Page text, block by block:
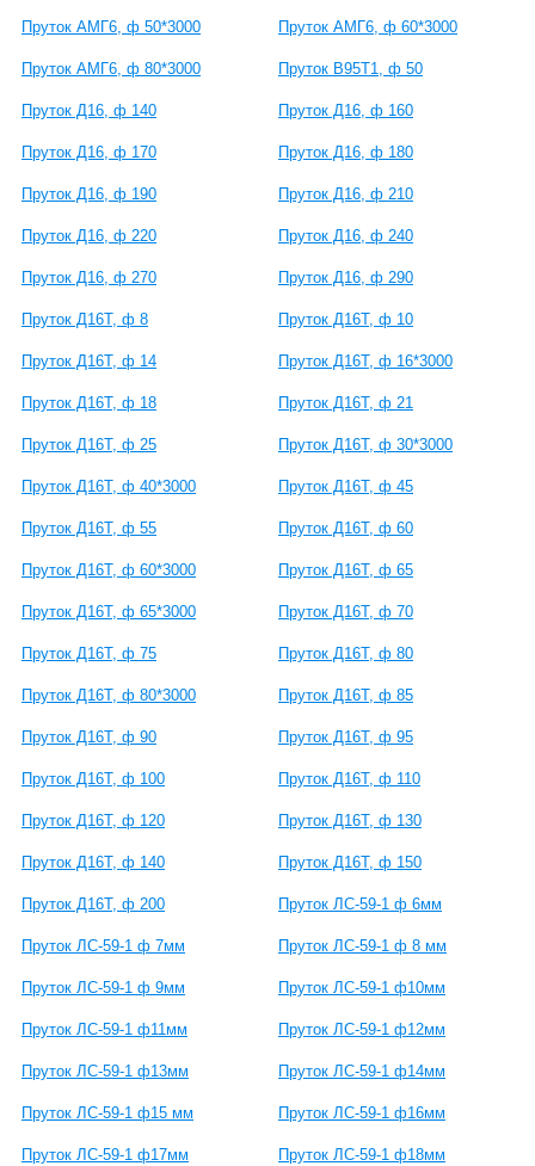
Пруток АМГ6, ф 50*3000 Пруток АМГ6, ф 60*3000
Пруток АМГ6, ф 80*3000 Пруток В95Т1, ф 50
Пруток Д16, ф 140 Пруток Д16, ф 160
Пруток Д16, ф 170 Пруток Д16, ф 180
Пруток Д16, ф 190 Пруток Д16, ф 210
Пруток Д16, ф 220 Пруток Д16, ф 240
Пруток Д16, ф 270 Пруток Д16, ф 290
Пруток Д16Т, ф 8 Пруток Д16Т, ф 10
Пруток Д16Т, ф 14 Пруток Д16Т, ф 16*3000
Пруток Д16Т, ф 18 Пруток Д16Т, ф 21
Пруток Д16Т, ф 25 Пруток Д16Т, ф 30*3000
Пруток Д16Т, ф 40*3000 Пруток Д16Т, ф 45
Пруток Д16Т, ф 55 Пруток Д16Т, ф 60
Пруток Д16Т, ф 60*3000 Пруток Д16Т, ф 65
Пруток Д16Т, ф 65*3000 Пруток Д16Т, ф 70
Пруток Д16Т, ф 75 Пруток Д16Т, ф 80
Пруток Д16Т, ф 80*3000 Пруток Д16Т, ф 85
Пруток Д16Т, ф 90 Пруток Д16Т, ф 95
Пруток Д16Т, ф 100 Пруток Д16Т, ф 110
Пруток Д16Т, ф 120 Пруток Д16Т, ф 130
Пруток Д16Т, ф 140 Пруток Д16Т, ф 150
Пруток Д16Т, ф 200 Пруток ЛС-59-1 ф 6мм
Пруток ЛС-59-1 ф 7мм Пруток ЛС-59-1 ф 8 мм
Пруток ЛС-59-1 ф 9мм Пруток ЛС-59-1 ф10мм
Пруток ЛС-59-1 ф11мм Пруток ЛС-59-1 ф12мм
Пруток ЛС-59-1 ф13мм Пруток ЛС-59-1 ф14мм
Пруток ЛС-59-1 ф15 мм Пруток ЛС-59-1 ф16мм
Пруток ЛС-59-1 ф17мм Пруток ЛС-59-1 ф18мм